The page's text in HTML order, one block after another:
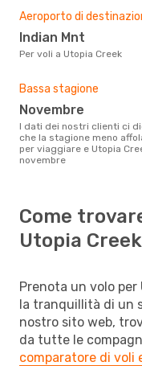
Aeroporto di
Indian Mnt
Per voli a Utopia Creek
Bassa stagione
novembre
I dati dei nostri clienti ci dicono
che la stagione meno
per viaggiare e Utopia
novembre
Come
Utopia Creek
Prenota un volo per
la tranquillità di un
nostro sito web,
da tutte le
comparatore di voli